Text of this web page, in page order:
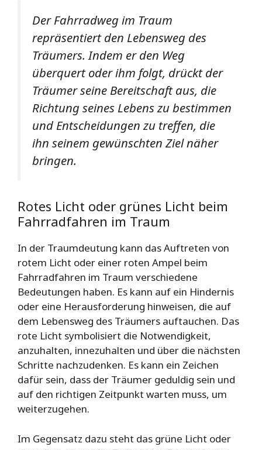
Der Fahrradweg im Traum
repräsentiert den Lebensweg des
Träumers. Indem er den Weg
überquert oder ihm folgt, drückt der
Träumer seine Bereitschaft aus, die
Richtung seines Lebens zu bestimmen
und Entscheidungen zu treffen, die
ihn seinem gewünschten Ziel näher
bringen.
Rotes Licht oder grünes Licht beim
Fahrradfahren im Traum
In der Traumdeutung kann das Auftreten von
rotem Licht oder einer roten Ampel beim
Fahrradfahren im Traum verschiedene
Bedeutungen haben. Es kann auf ein Hindernis
oder eine Herausforderung hinweisen, die auf
dem Lebensweg des Träumers auftauchen. Das
rote Licht symbolisiert die Notwendigkeit,
anzuhalten, innezuhalten und über die nächsten
Schritte nachzudenken. Es kann ein Zeichen
dafür sein, dass der Träumer geduldig sein und
auf den richtigen Zeitpunkt warten muss, um
weiterzugehen.
Im Gegensatz dazu steht das grüne Licht oder